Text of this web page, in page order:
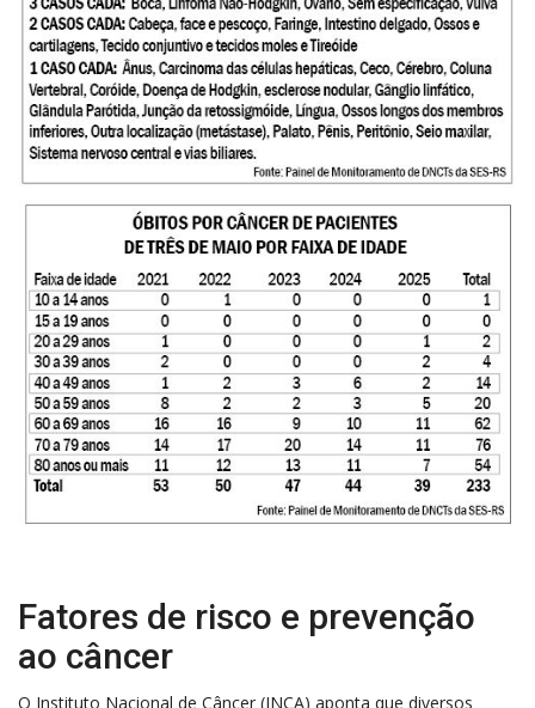
Fatores de risco e prevenção
ao câncer
O Instituto Nacional de Câncer (INCA) aponta que diversos